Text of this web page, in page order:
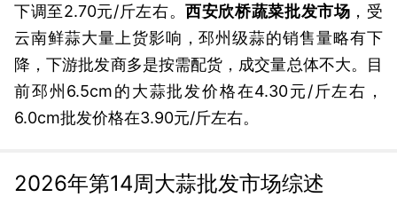
下调至2.70元/斤左右。西安欣桥蔬菜批发市场 ，受
云南鲜蒜大量上货影响，邳州级蒜的销售量略有下
降，下游批发商多是按需配货，成交量总体不大。目
前邳州6.5cm的大蒜批发价格在4.30元/斤左右，
6.0cm批发价格在3.90元/斤左右。
2026年第14周大蒜批发市场综述